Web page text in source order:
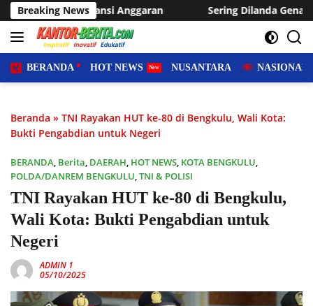
Langsung
ke
konten
Breaking NewsSering Dilanda Genangan, Desa Sukaraja
BERANDA HOT NEWS NUSANTARA NASIONAL
Beranda » TNI Rayakan HUT ke-80 di Bengkulu, Wali Kota:
Bukti Pengabdian untuk Negeri
BERANDA, Berita, DAERAH, HOT NEWS, KOTA BENGKULU,
POLDA/DANREM BENGKULU,TNI & POLISI
TNI Rayakan HUT ke-80 di Bengkulu,
Wali Kota: Bukti Pengabdian untuk
Negeri
ADMIN 1
05/10/2025